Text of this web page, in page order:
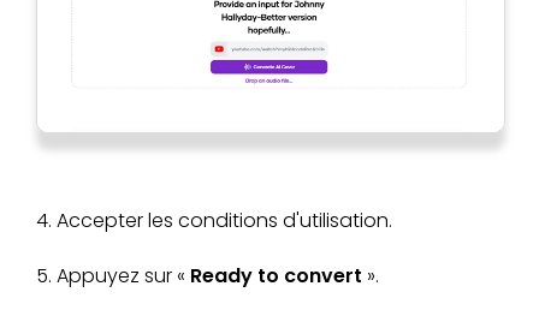
4. Accepter les conditions d'utilisation.
5. Appuyez sur « Ready to convert ».